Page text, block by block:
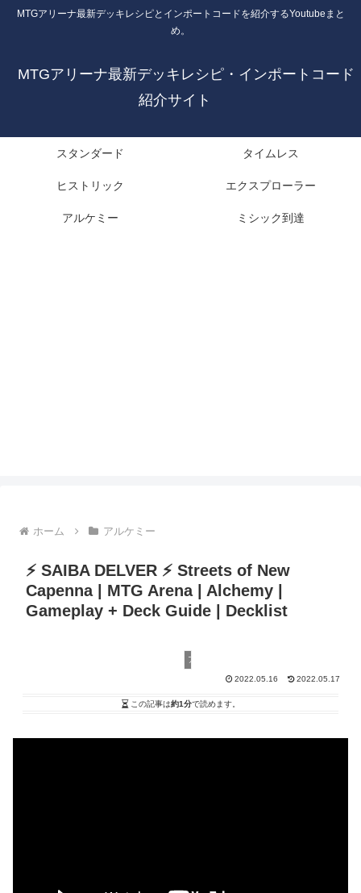
MTGアリーナ最新デッキレシピとインポートコードを紹介するYoutubeまと
め。
MTGアリーナ最新デッキレシピ・インポートコード
紹介サイト
スタンダード タイムレス
ヒストリック エクスプローラー
アルケミー ミシック到達
ホーム アルケミー
⚡️ SAIBA DELVER ⚡️ Streets of New
Capenna | MTG Arena | Alchemy |
Gameplay + Deck Guide | Decklist
アルケミー
2022.05.16 2022.05.17
この記事は約1分で読めます。